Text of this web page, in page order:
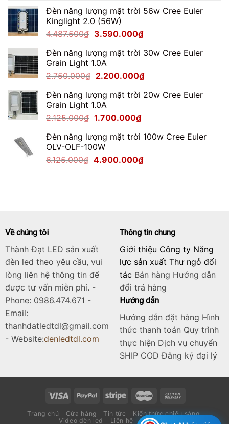
là:
7.062.500₫.
tại
5.650.000₫.
Đèn năng lượng mặt trời 56w Cree Euler
Kinglight 2.0 (56W)
4.487.500₫ Giá
là:
4.487.500₫.
3.590.000₫Giá
tại
3.590.000₫.
Đèn năng lượng mặt trời 30w Cree Euler
Grain Light 1.0A
2.750.000₫ Giá
là:
2.750.000₫.
2.200.000₫Giá
tại
Đèn năng lượng mặt trời 20w Cree Euler
Grain Light 1.0A
2.125.000₫ Giá
là:
2.125.000₫.
1.700.000₫Giá
tại
1.700.000₫.
Đèn năng lượng mặt trời 100w Cree Euler
OLV-OLF-100W
6.125.000₫ Giá
4.900.000₫Giá
Về chúng tôi
Thành Đạt LED sản xuất
đèn led theo yêu cầu, vui
lòng liên hệ thông tin để
được tư vấn miễn phí. -
Phone: 0986.474.671 -
Email:
thanhdatledtdl@gmail.com
- Website:denledtdl.com
Thông tin chung
Giới thiệu Công ty Năng
lực sản xuất Thư ngỏ đối
tác Bán hàng Hướng dẫn
đổi trả hàng
Hướng dẫn
Hướng dẫn đặt hàng Hình
thức thanh toán Quy trình
thực hiện Dịch vụ chuyển
SHIP COD Đăng ký đại lý
Trang chủ Cửa hàng Tin tức
Kiến thức chiếu sáng
Video đèn led
Liên hệ Catalogue